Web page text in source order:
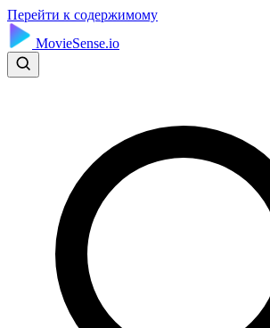
Перейти к содержимому
MovieSense.io